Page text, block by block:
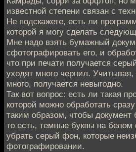
известной степени связан с
Не подскажете, есть ли
которой я могу сделать
Мне надо взять бумажный
сфотографировать его, и
что при печати получается
уходят много чернил. Учитывая,
много, получается невыгодно.
Так вот вопрос: есть ли такая
которой можно обработать
таким образом, чтобы
то есть, темные буквы на белом
убрать серый фон, которые
фотографировании.